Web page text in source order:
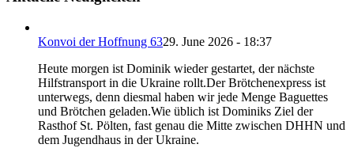
Konvoi der Hoffnung 6329. June 2026 - 18:37
Heute morgen ist Dominik wieder gestartet, der nächste
Hilfstransport in die Ukraine rollt.Der Brötchenexpress ist
unterwegs, denn diesmal haben wir jede Menge Baguettes
und Brötchen geladen.Wie üblich ist Dominiks Ziel der
Rasthof St. Pölten, fast genau die Mitte zwischen DHHN und
dem Jugendhaus in der Ukraine.